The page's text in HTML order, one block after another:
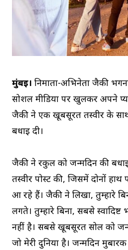
मुंबई। निमार्ता-अभिनेता जैकी
सोशल मीडिया पर खुलकर अपने
जैकी ने एक खूबसूरत तस्वीर के
बधाई दी।
जैकी ने रकुल को जन्मदिन की बधाई
तस्वीर पोस्ट की, जिसमें दोनों
आ रहे हैं। जैकी ने लिखा, तुम्हारे
लगते। तुम्हारे बिना, सबसे
नहीं है। सबसे खूबसूरत सोल को
जो मेरी दुनिया है। जन्मदिन मुबारक